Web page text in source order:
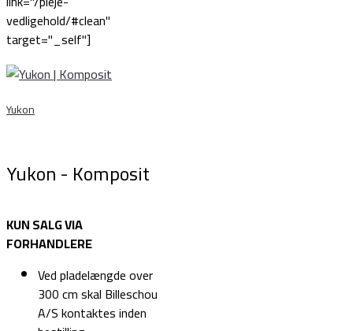
vedligehold/#clean"
target="_self"]
Yukon
Yukon - Komposit
KUN SALG VIA
FORHANDLERE
Ved pladelængde over
300 cm skal Billeschou
A/S kontaktes inden